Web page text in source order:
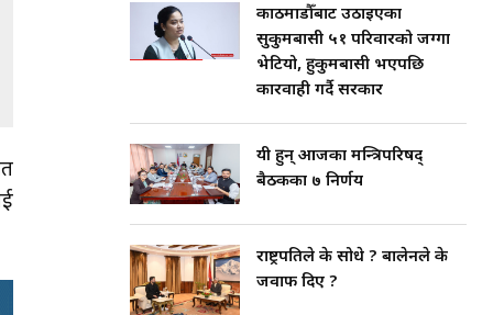
काठमाडौँबाट उठाइएका
सुकुमबासी ५१ परिवारको जग्गा
भेटियो, हुकुमबासी भएपछि
कारवाही गर्दै सरकार
यी हुन् आजका मन्त्रिपरिषद्
बैठकका ७ निर्णय
राष्ट्रपतिले के सोधे ? बालेनले के
जवाफ दिए ?